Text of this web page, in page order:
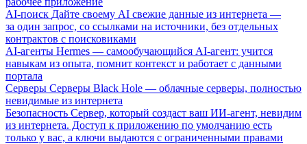
AI-поиск Дайте своему AI свежие данные из интернета —
за один запрос, со ссылками на источники, без отдельных
контрактов с поисковиками
AI-агенты Hermes — самообучающийся AI-агент: учится
навыкам из опыта, помнит контекст и работает с данными
портала
Серверы Серверы Black Hole — облачные серверы, полностью
невидимые из интернета
Безопасность Сервер, который создаст ваш ИИ-агент, невидим
из интернета. Доступ к приложению по умолчанию есть
только у вас, а ключи выдаются с ограниченными правами